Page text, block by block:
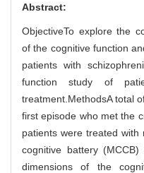
Abstract:
ObjectiveTo explore the
of the cognitive function
patients with
function study of
treatment.MethodsA total
first episode who met the
patients were treated with
cognitive battery
dimensions of the